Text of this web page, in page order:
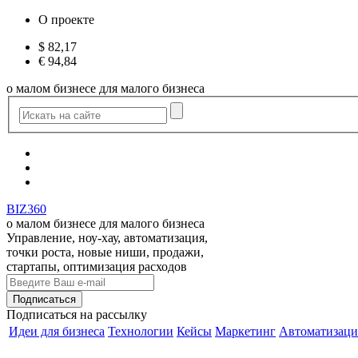
О проекте
$ 82,17
€ 94,84
о малом бизнесе для малого бизнеса
BIZ360
о малом бизнесе для малого бизнеса
Управление, ноу-хау, автоматизация,
точки роста, новые ниши, продажи,
стартапы, оптимизация расходов
Подписаться на рассылку
Идеи для бизнеса Технологии Кейсы Маркетинг